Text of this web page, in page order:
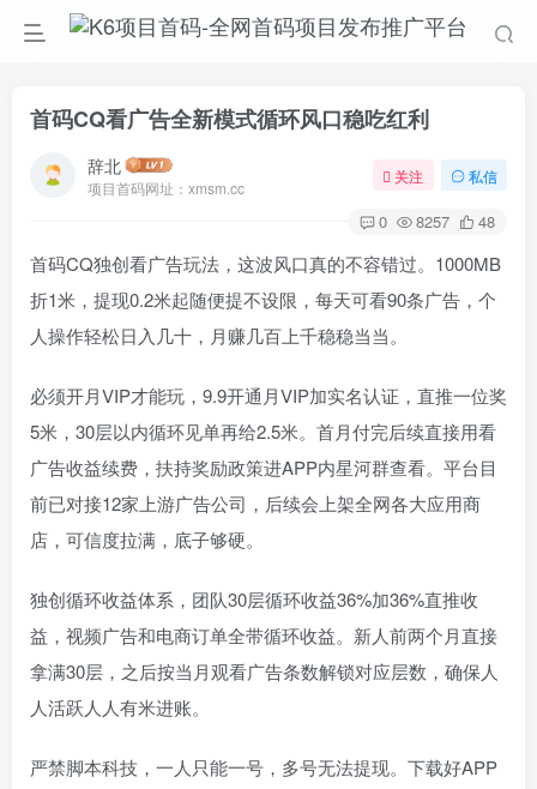
首码CQ看广告全新模式循环风口稳吃红利
辞北
项目首码网址：xmsm.cc
关注 私信
0 8257 48
首码CQ独创看广告玩法，这波风口真的不容错过。1000MB
折1米，提现0.2米起随便提不设限，每天可看90条广告，个
人操作轻松日入几十，月赚几百上千稳稳当当。
必须开月VIP才能玩，9.9开通月VIP加实名认证，直推一位奖
5米，30层以内循环见单再给2.5米。首月付完后续直接用看
广告收益续费，扶持奖励政策进APP内星河群查看。平台目
前已对接12家上游广告公司，后续会上架全网各大应用商
店，可信度拉满，底子够硬。
独创循环收益体系，团队30层循环收益36%加36%直推收
益，视频广告和电商订单全带循环收益。新人前两个月直接
拿满30层，之后按当月观看广告条数解锁对应层数，确保人
人活跃人人有米进账。
严禁脚本科技，一人只能一号，多号无法提现。下载好APP